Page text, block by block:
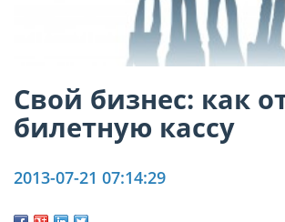
Свой бизнес: как
билетную кассу
2013-07-21 07:14:29